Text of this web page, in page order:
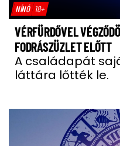
NÍNÓ 18+
VÉRFÜRDŐVEL
FODRÁSZÜZLET ELŐTT
A családapát
láttára lőtték le.